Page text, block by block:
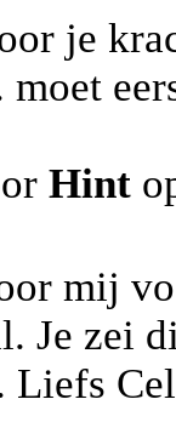
je
moet
Hint
mij
Je zei
Liefs